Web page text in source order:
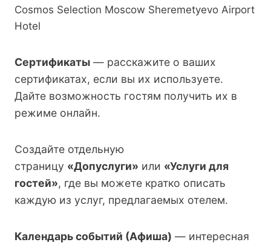
Cosmos Selection Moscow Sheremetyevo Airport
Hotel
Сертификаты — расскажите о ваших
сертификатах, если вы их используете.
Дайте возможность гостям получить их в
режиме онлайн.
Создайте отдельную
страницу «Допуслуги» или «Услуги для
гостей», где вы можете кратко описать
каждую из услуг, предлагаемых отелем.
Календарь событий (Афиша) — интересная